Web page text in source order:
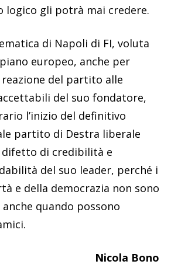
logico gli potrà mai credere.
di Napoli di FI, voluta
europeo, anche per
reazione del partito alle
del suo fondatore,
l’inizio del definitivo
partito di Destra liberale
di credibilità e
del suo leader, perché i
e della democrazia non sono
quando possono
Nicola Bono